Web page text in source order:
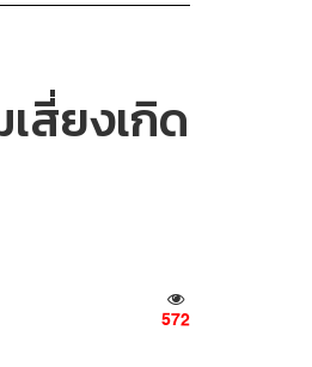
สี่ยงเกิด
572